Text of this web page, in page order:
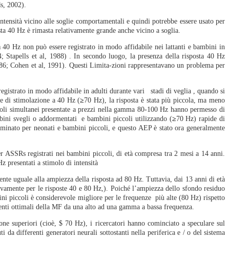
2002).
vicino alle soglie comportamentali e quindi potrebbe essere usato per
40 Hz è rimasta relativamente grande anche vicino a soglia.
Hz non può essere registrato in modo affidabile nei lattanti e bambini in
et al, 1988) . In secondo luogo, la presenza della risposta 40 Hz
Cohen et al, 1991). Questi Limita-zioni rappresentavano un problema per
in modo affidabile in adulti durante vari stadi di veglia , quando si
di stimolazione a 40 Hz (≥70 Hz), la risposta è stata più piccola, ma meno
presentate a prezzi nella gamma 80-100 Hz hanno permesso di
svegli o addormentati e bambini piccoli utilizzando (≥70 Hz) rapide di
per neonati e bambini piccoli, e questo AEP è stato ora generalmente
registrati nei bambini piccoli, di età compresa tra 2 mesi a 14 anni.
presentati a stimolo di intensità
uguale alla ampiezza della risposta ad 80 Hz. Tuttavia, dai 13 anni di età
per le risposte 40 e 80 Hz,). Poiché l’ampiezza dello sfondo residuo
piccoli è considerevole migliore per le frequenze più alte (80 Hz) rispetto
ottimali della MF da una alto ad una gamma a bassa frequenza.
superiori (cioè, $ 70 Hz), i ricercatori hanno cominciato a speculare sul
da differenti generatori neurali sottostanti nella periferica e / o del sistema